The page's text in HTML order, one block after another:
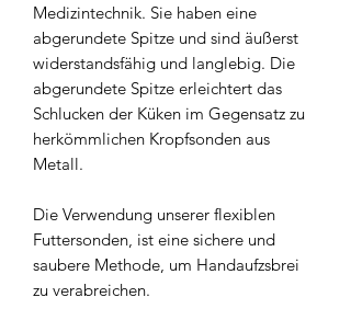
Medizintechnik. Sie haben eine
abgerundete Spitze und sind äußerst
widerstandsfähig und langlebig. Die
abgerundete Spitze erleichtert das
Schlucken der Küken im Gegensatz zu
herkömmlichen Kropfsonden aus
Metall.
Die Verwendung unserer flexiblen
Futtersonden, ist eine sichere und
saubere Methode, um Handaufzsbrei
zu verabreichen.